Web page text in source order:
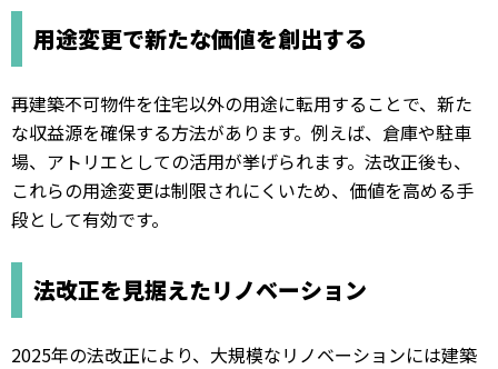
用途変更で新たな価値を創出する
再建築不可物件を住宅以外の用途に転用することで、新た
な収益源を確保する方法があります。例えば、倉庫や駐車
場、アトリエとしての活用が挙げられます。法改正後も、
これらの用途変更は制限されにくいため、価値を高める手
段として有効です。
法改正を見据えたリノベーション
2025年の法改正により、大規模なリノベーションには建築